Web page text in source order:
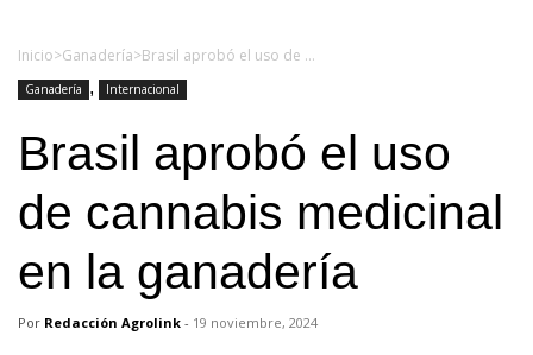
Inicio>Ganadería> Brasil aprobó el uso de cannabis medicinal en la ganadería
Ganadería , Internacional
Brasil aprobó el uso
de cannabis medicinal
en la ganadería
Por Redacción Agrolink - 19 noviembre, 2024